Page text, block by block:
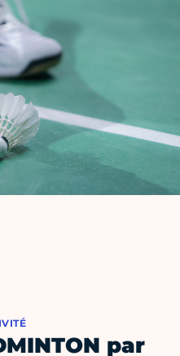
par